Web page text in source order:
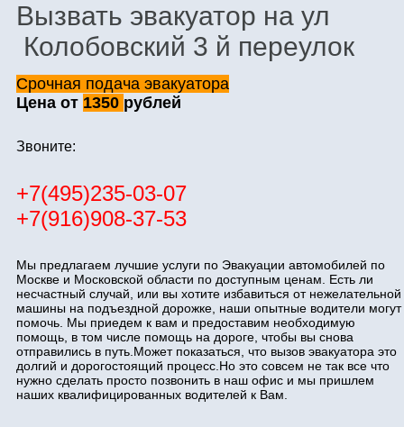
Вызвать эвакуатор на ул
Колобовский 3 й переулок
Срочная подача эвакуатора
Цена от 1350 рублей
Звоните:
+7(495)235-03-07
+7(916)908-37-53
Мы предлагаем лучшие услуги по Эвакуации автомобилей по
Москве и Московской области по доступным ценам. Есть ли
несчастный случай, или вы хотите избавиться от нежелательной
машины на подъездной дорожке, наши опытные водители могут
помочь. Мы приедем к вам и предоставим необходимую
помощь, в том числе помощь на дороге, чтобы вы снова
отправились в путь.Может показаться, что вызов эвакуатора это
долгий и дорогостоящий процесс.Но это совсем не так все что
нужно сделать просто позвонить в наш офис и мы пришлем
наших квалифицированных водителей к Вам.